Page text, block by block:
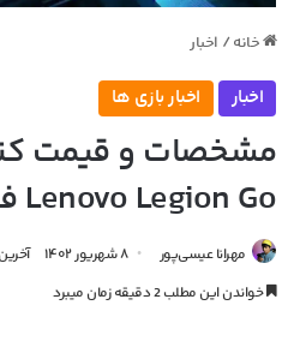
خانه / اخبار
اخبار اخبار بازی ها
مشخصات و قیمت
Lenovo Legion Go فاش شد
مهرانا عیسی‌پور ۸ شهریور ۱۴۰۲ آخرین
خواندن این مطلب 2 دقیقه زمان میبرد